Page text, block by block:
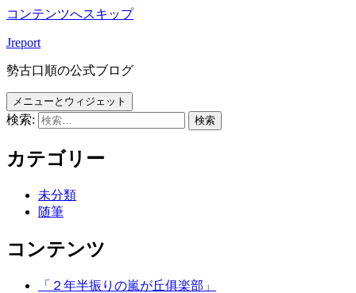
コンテンツへスキップ
Jreport
勢古口順の公式ブログ
メニューとウィジェット
検索:
カテゴリー
未分類
随筆
コンテンツ
「２年半振りの嵐が丘俱楽部」